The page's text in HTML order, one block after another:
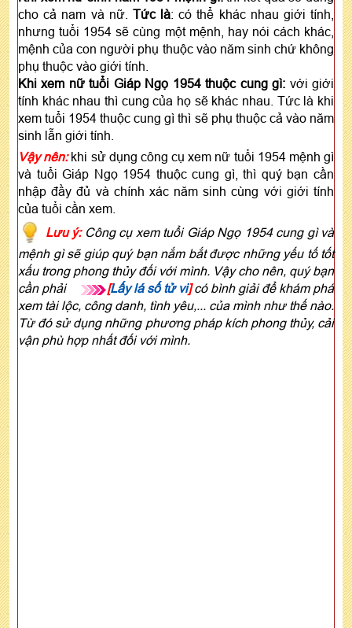
cho cả nam và nữ. Tức là: có thể khác nhau giới tính,
nhưng tuổi 1954 sẽ cùng một mệnh, hay nói cách khác,
mệnh của con người phụ thuộc vào năm sinh chứ không
phụ thuộc vào giới tính.
Khi xem nữ tuổi Giáp Ngọ 1954 thuộc cung gì: với giới
tính khác nhau thì cung của họ sẽ khác nhau. Tức là khi
xem tuổi 1954 thuộc cung gì thì sẽ phụ thuộc cả vào năm
sinh lẫn giới tính.
Vậy nên:khi sử dụng công cụ xem nữ tuổi 1954 mệnh gì
và tuổi Giáp Ngọ 1954 thuộc cung gì, thì quý bạn cần
nhập đầy đủ và chính xác năm sinh cùng với giới tính
của tuổi cần xem.
Lưu ý:Công cụ xem tuổi Giáp Ngọ 1954 cung gì và
mệnh gì sẽ giúp quý bạn nắm bắt được những yếu tố tốt
xấu trong phong thủy đối với mình. Vậy cho nên, quý bạn
cần phải
[Lấy lá số tử vi]có bình giải để khám phá
xem tài lộc, công danh, tình yêu,... của mình như thế nào.
Từ đó sử dụng những phương pháp kích phong thủy, cải
vận phù hợp nhất đối với mình.